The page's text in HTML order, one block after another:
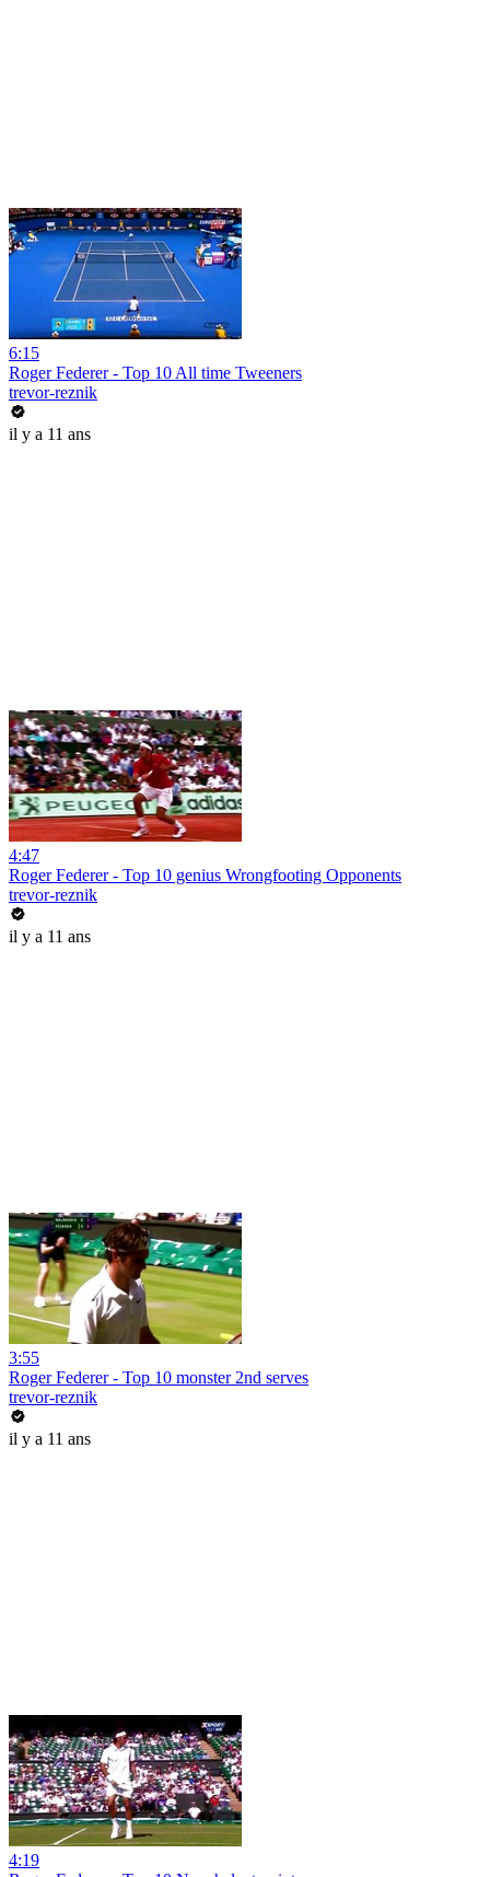
6:15
Roger Federer - Top 10 All time Tweeners
trevor-reznik
il y a 11 ans
4:47
Roger Federer - Top 10 genius Wrongfooting Opponents
trevor-reznik
il y a 11 ans
3:55
Roger Federer - Top 10 monster 2nd serves
trevor-reznik
il y a 11 ans
4:19